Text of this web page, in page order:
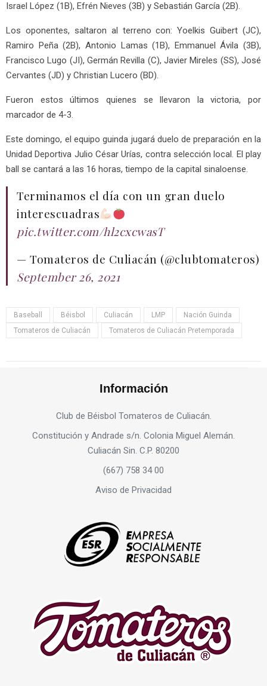
Israel López (1B), Efrén Nieves (3B) y Sebastián García (2B).
Los oponentes, saltaron al terreno con: Yoelkis Guibert (JC),
Ramiro Peña (2B), Antonio Lamas (1B), Emmanuel Ávila (3B),
Francisco Lugo (JI), Germán Revilla (C), Javier Mireles (SS), José
Cervantes (JD) y Christian Lucero (BD).
Fueron estos últimos quienes se llevaron la victoria, por
marcador de 4-3.
Este domingo, el equipo guinda jugará duelo de preparación en la
Unidad Deportiva Julio César Urías, contra selección local. El play
ball se cantará a las 16 horas, tiempo de la capital sinaloense.
Terminamos el día con un gran duelo
interescuadras
pic.twitter.com/hl2cxcwasT
— Tomateros de Culiacán (@clubtomateros)
September 26, 2021
Baseball Béisbol Culiacán LMP
Nación Guinda
Tomateros de Culiacán
Tomateros de Culiacán Pretemporada
Información
Club de Béisbol Tomateros de Culiacán.
Constitución y Andrade s/n. Colonia Miguel Alemán.
Culiacán Sin. C.P. 80200
(667) 758 34 00
Aviso de Privacidad